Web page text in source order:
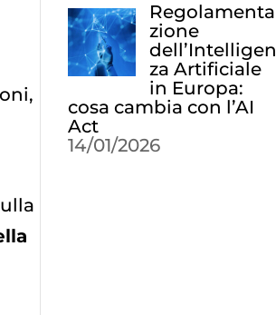
Regolamenta
zione
dell’Intelligen
za Artificiale
in Europa:
cosa cambia con l’AI
Act
14/01/2026